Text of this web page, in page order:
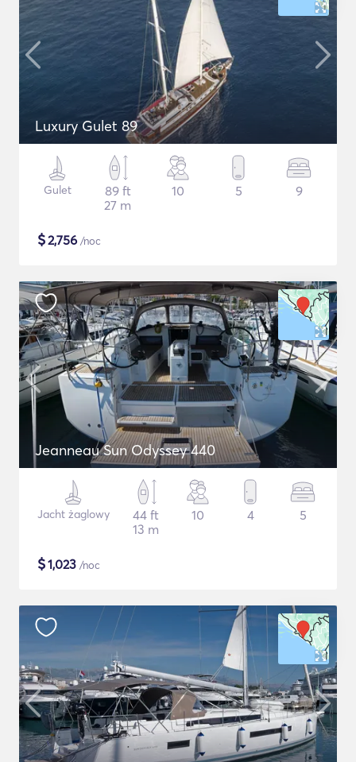
Luxury Gulet 89
Gulet
89 ft
27 m
10 5 9
$2,756 /noc
Jeanneau Sun Odyssey 440
Jacht żaglowy
44 ft
13 m
10 4 5
$1,023 /noc